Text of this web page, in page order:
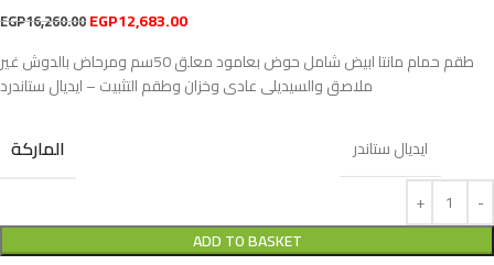
EGP16,260.00EGP12,683.00
طقم حمام مانتا ابيض شامل حوض بعامود معلق 50سم ومرحاض بالدوش غير
ملاصق والسيديلى عادى وخزان وطقم التثبيت – ايديال ستاندرد
الماركة ايديال ستاندر
ADD TO BASKET